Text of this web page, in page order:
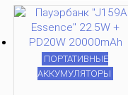
ПОРТАТИВНЫЕ
АККУМУЛЯТОРЫ